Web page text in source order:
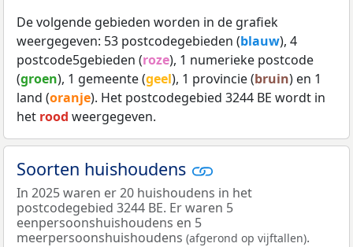
De volgende gebieden worden in de grafiek
weergegeven: 53 postcodegebieden (blauw), 4
postcode5gebieden (roze), 1 numerieke postcode
(groen), 1 gemeente (geel), 1 provincie (bruin) en 1
land (oranje). Het postcodegebied 3244 BE wordt in
het rood weergegeven.
Soorten huishoudens
In 2025 waren er 20 huishoudens in het
postcodegebied 3244 BE. Er waren 5
eenpersoonshuishoudens en 5
meerpersoonshuishoudens (afgerond op vijftallen).